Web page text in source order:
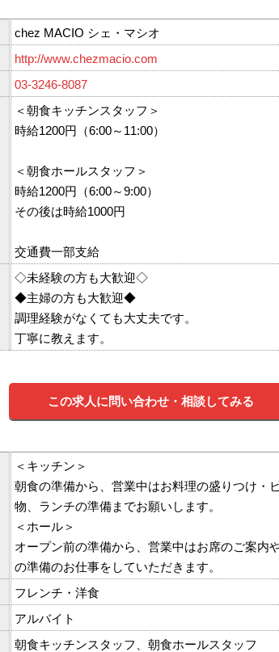
chez MACIO シェ・マシオ
http://www.chezmacio.com
03-3246-8087
＜朝食キッチンスタッフ＞
時給1200円（6:00～11:00）
＜朝食ホールスタッフ＞
時給1200円（6:00～9:00）
その後は時給1000円
交通費一部支給
◇未経験の方も大歓迎◇
◆主婦の方も大歓迎◆
調理経験がなくても大丈夫です。
丁寧に教えます。
この求人に問い合わせ・相談してみる
＜キッチン＞
朝食の準備から、営業中はお料理の盛りつけ・
物、ランチの準備までお願いします。
＜ホール＞
オープン前の準備から、営業中はお席のご案内
の準備のお仕事をしていただきます。
フレンチ・洋食
アルバイト
朝食キッチンスタッフ、朝食ホールスタッフ